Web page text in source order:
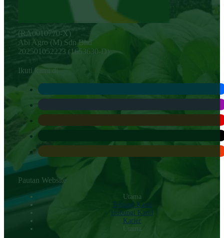
(RA0010770-X)
Abi Agro (M) Sdn Bhd
202501052223 (1653630-D)
Ikuti kami di
Pautan Website
Utama
Tentang Kami
Hubungi KamI
Karier
Utama